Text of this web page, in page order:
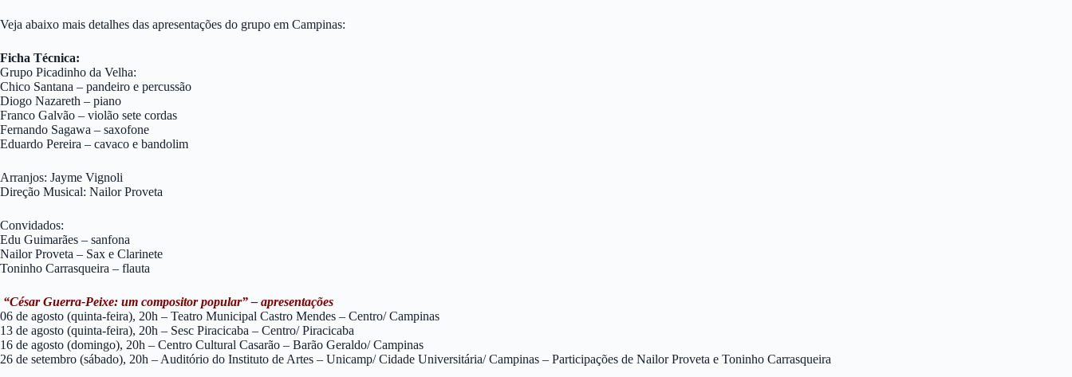
Veja abaixo mais detalhes das apresentações do grupo em Campinas:
Ficha Técnica:
Grupo Picadinho da Velha:
Chico Santana – pandeiro e percussão
Diogo Nazareth – piano
Franco Galvão – violão sete cordas
Fernando Sagawa – saxofone
Eduardo Pereira – cavaco e bandolim
Arranjos: Jayme Vignoli
Direção Musical: Nailor Proveta
Convidados:
Edu Guimarães – sanfona
Nailor Proveta – Sax e Clarinete
Toninho Carrasqueira – flauta
“César Guerra-Peixe: um compositor popular” – apresentações
06 de agosto (quinta-feira), 20h – Teatro Municipal Castro Mendes – Centro/ Campinas
13 de agosto (quinta-feira), 20h – Sesc Piracicaba – Centro/ Piracicaba
16 de agosto (domingo), 20h – Centro Cultural Casarão – Barão Geraldo/ Campinas
26 de setembro (sábado), 20h – Auditório do Instituto de Artes – Unicamp/ Cidade Universitária/ Campinas – Participações de Nailor Proveta e Toninho Carrasqueira